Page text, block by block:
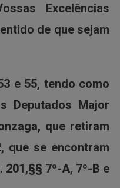
Excelências
de que sejam
e 55, tendo como
Deputados Major
que retiram
que se encontram
201,§§ 7º-A, 7º-B e